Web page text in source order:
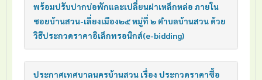
พร้อมปรับปากบ่อพักและเปลี่ยนฝาเหล็กหล่อ ภายใน
ซอยบ้านสวน-เลี่ยงเมือง๒๕ หมู่ที่ ๒ ตำบลบ้านสวน ด้วย
วิธีประกวดราคาอิเล็กทรอนิกส์(e-bidding)
ประกาศเทศบาลนครบ้านสวน เรื่อง ประกวดราคาซื้อ